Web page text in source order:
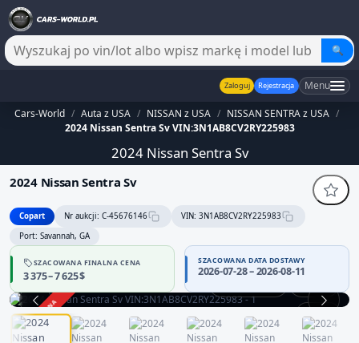
🔍
Zaloguj Rejestracja Menu
Cars-World / Auta z USA / NISSAN z USA / NISSAN SENTRA z USA /
2024 Nissan Sentra Sv VIN:3N1AB8CV2RY225983
2024 Nissan Sentra Sv
2024 Nissan Sentra Sv
Copart Nr aukcji: C-45676146
VIN: 3N1AB8CV2RY225983
Port: Savannah, GA
SZACOWANA FINALNA CENA
3 375 – 7 625 $
SZACOWANA DATA DOSTAWY
2026-07-28 – 2026-08-11
ZAKOŃCZONA